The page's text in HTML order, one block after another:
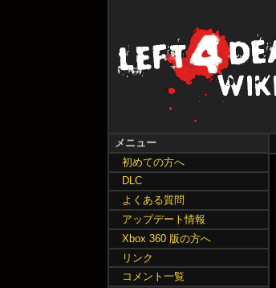
メニュー
初めての方へ
DLC
よくある質問
アップデート情報
Xbox 360 版の方へ
リンク
コメント一覧